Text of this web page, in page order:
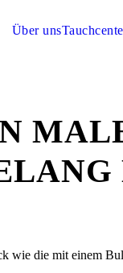
Über uns
wie die mit einem